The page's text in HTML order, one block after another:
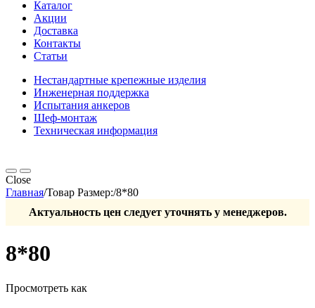
Каталог
Акции
Доставка
Контакты
Статьи
Нестандартные крепежные изделия
Инженерная поддержка
Испытания анкеров
Шеф-монтаж
Техническая информация
Close
Главная/Товар Размер:/8*80
Актуальность цен следует уточнять у менеджеров.
8*80
Просмотреть как